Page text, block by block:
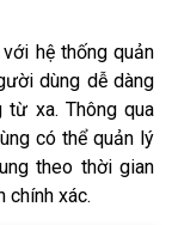
hệ thống quản
dùng dễ dàng
từ xa. Thông qua
có thể quản lý
theo thời gian
chính xác.